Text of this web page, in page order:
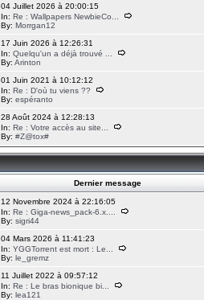
04 Juillet 2026 à 20:00:15
In: Re : Wallpapers NewbieCo...
By: Morrgan12
17 Juin 2026 à 12:26:31
In: Quelqu'un a déjà trouvé ...
By: Arinton
01 Juin 2021 à 10:12:12
In: Re : D'où tu viens ??
By: espéranto
28 Août 2024 à 12:28:13
In: Re : Votre accès au site...
By: #Z@tox#
Dernier message
12 Novembre 2024 à 22:16:05
In: Re : Giga-news_pack-6.x....
By: sigri44
04 Mars 2026 à 11:41:23
In: YGGTorrent est mort : Le...
By: le_gremz
11 Juillet 2022 à 09:57:12
In: Re : Le bras bionique bi...
By: lea121